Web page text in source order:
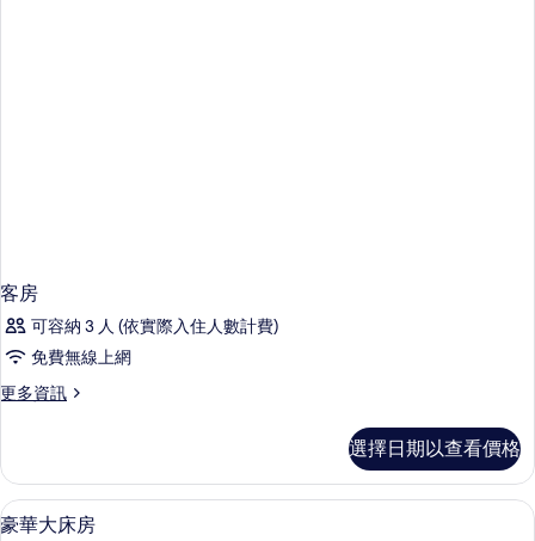
客房
可容納 3 人 (依實際入住人數計費)
免費無線上網
更多資訊
更
的
詳
情
選擇日期以查看價格
顯
豪華大床房 | 迷你吧、客房內保險箱
7
豪華大床房